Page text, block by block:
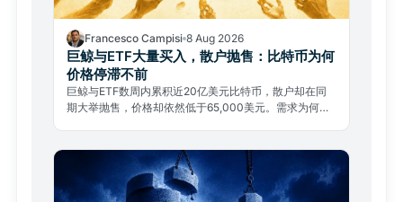
Francesco Campisi 8 Aug 2026
巨鲸与ETF大量买入，散户抛售：比特币为何
价格停滞不前
巨鲸与ETF数周内累积近20亿美元比特币，散户却在同
期大举抛售，价格却依然低于65,000美元。需求为何无